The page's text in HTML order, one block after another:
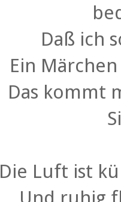
Daß ich
Ein
Das kommt
Die Luft ist